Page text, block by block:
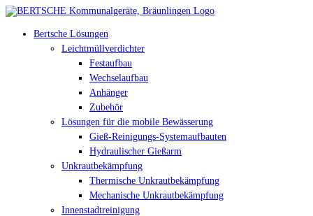
Bertsche Lösungen
Leichtmüllverdichter
Festaufbau
Wechselaufbau
Anhänger
Zubehör
Lösungen für die mobile Bewässerung
Gieß-Reinigungs-Systemaufbauten
Hydraulischer Gießarm
Unkrautbekämpfung
Thermische Unkrautbekämpfung
Mechanische Unkrautbekämpfung
Innenstadtreinigung